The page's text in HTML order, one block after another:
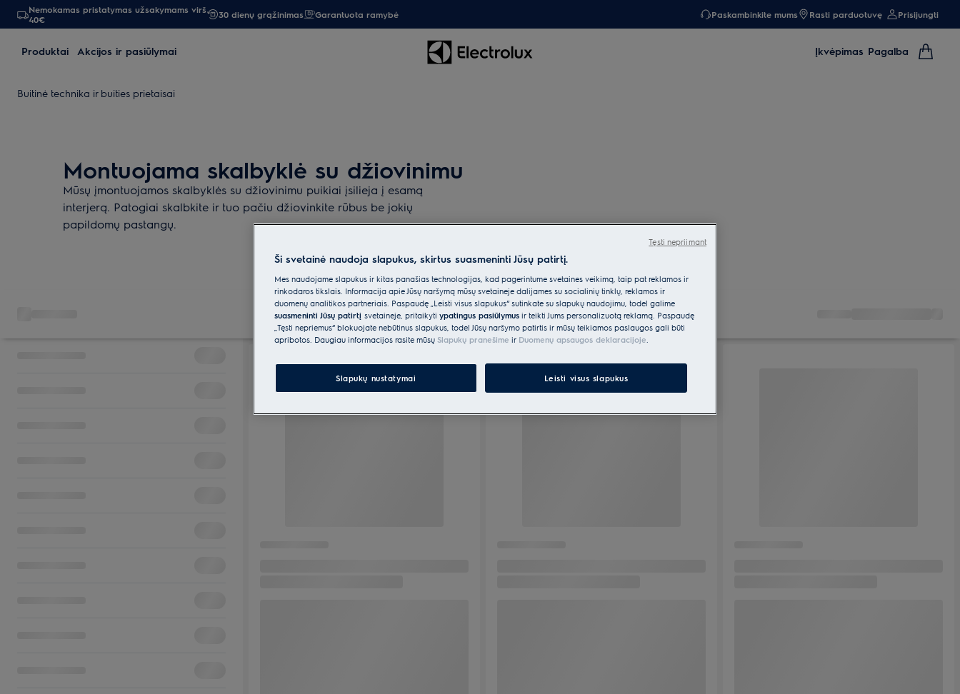
Nemokamas pristatymas užsakymams virš
40€
30 dienų grąžinimas Garantuota ramybė Paskambinkite mums Rasti parduotuvę Prisijungti
Produktai Akcijos ir pasiūlymai Įkvėpimas Pagalba
Buitinė technika ir buities prietaisai
Montuojama skalbyklė su džiovinimu
Mūsų įmontuojamos skalbyklės su džiovinimu puikiai įsilieja į esamą
interjerą. Patogiai skalbkite ir tuo pačiu džiovinkite rūbus be jokių
papildomų pastangų.
Ši svetainė naudoja slapukus, skirtus suasmeninti Jūsų patirtį.
Mes naudojame slapukus ir kitas panašias technologijas, kad pagerintume svetainės veikimą, taip pat reklamos ir
rinkodaros tikslais. Informacija apie Jūsų naršymą mūsų svetainėje dalijamės su socialinių tinklų, reklamos ir
duomenų analitikos partneriais. Paspaudę „Leisti visus slapukus“ sutinkate su slapukų naudojimu, todėl galime
suasmeninti Jūsų patirtį svetainėje, pritaikyti ypatingus pasiūlymus ir teikti Jums personalizuotą reklamą. Paspaudę
„Tęsti nepriėmus“ blokuojate nebūtinus slapukus, todėl Jūsų naršymo patirtis ir mūsų teikiamos paslaugos gali būti
apribotos. Daugiau informacijos rasite mūsų Slapukų pranešime ir Duomenų apsaugos deklaracijoje.
Slapukų nustatymai Leisti visus slapukus
Tęsti nepriimant